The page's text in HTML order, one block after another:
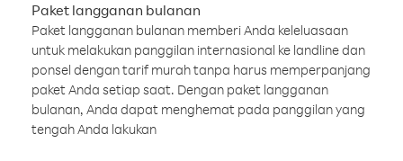
Paket langganan bulanan
Paket langganan bulanan memberi Anda keleluasaan
untuk melakukan panggilan internasional ke landline dan
ponsel dengan tarif murah tanpa harus memperpanjang
paket Anda setiap saat. Dengan paket langganan
bulanan, Anda dapat menghemat pada panggilan yang
tengah Anda lakukan